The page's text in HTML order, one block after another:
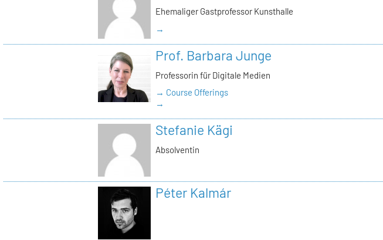
Ehemaliger Gastprofessor Kunsthalle
→
Prof. Barbara Junge
Professorin für Digitale Medien
→ Course Offerings
→
Stefanie Kägi
Absolventin
Péter Kalmár